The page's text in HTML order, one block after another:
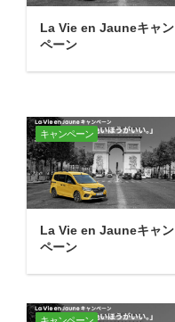
La Vie en Jauneキャン
ペーン
キャンペーン
La Vie en Jauneキャン
ペーン
キャンペーン